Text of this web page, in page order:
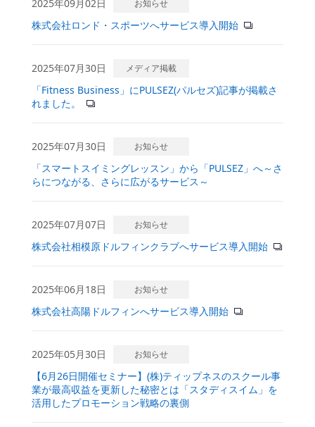
2025年09月02日 お知らせ
株式会社ロンド・スポーツへサービス導入開始
2025年07月30日 メディア掲載
「Fitness Business」にPULSEZ(パルセズ)記事が掲載さ
れました。
2025年07月30日 お知らせ
「スマートスイミングレッスン」から「PULSEZ」へ～さ
らにつながる、さらに広がるサービス～
2025年07月07日 お知らせ
株式会社相模原ドルフィンクラブへサービス導入開始
2025年06月18日 お知らせ
株式会社高陽ドルフィンへサービス導入開始
2025年05月30日 お知らせ
【6月26日開催セミナー】(株)ティップネスのスクール事
業が最高収益を更新した秘密とは 「スタディスイム」を
活用したプロモーション戦略の裏側